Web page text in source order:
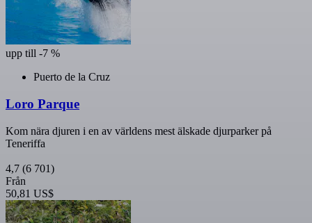
upp till -7 %
Puerto de la Cruz
Loro Parque
Kom nära djuren i en av världens mest älskade djurparker på
Teneriffa
4,7 (6 701)
Från
50,81 US$